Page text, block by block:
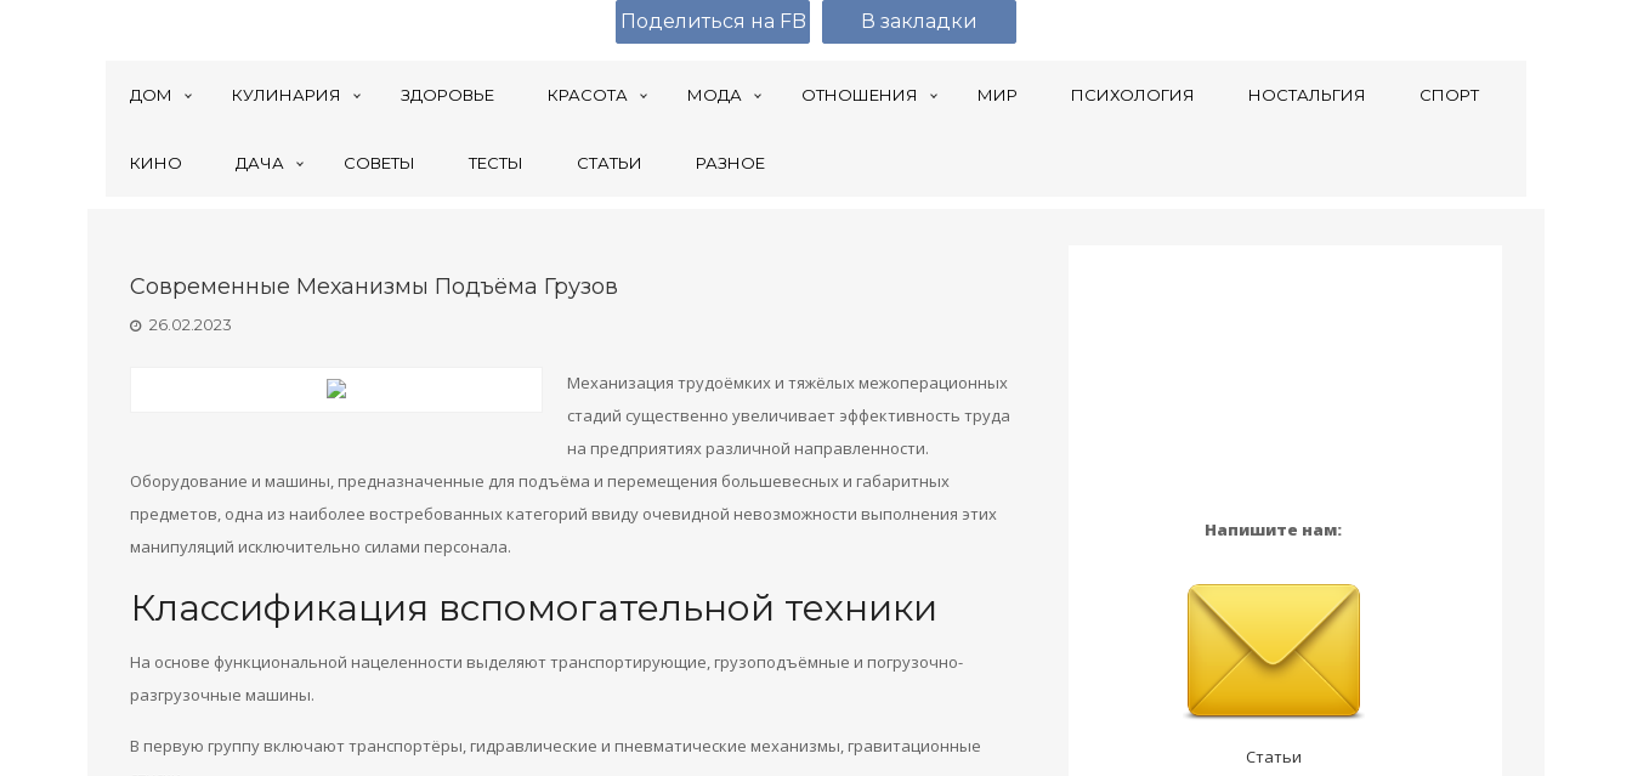
ДОМ КУЛИНАРИЯ ЗДОРОВЬЕ КРАСОТА МОДА ОТНОШЕНИЯ МИР ПСИХОЛОГИЯ НОСТАЛЬГИЯ СПОРТ
КИНО ДАЧА СОВЕТЫ ТЕСТЫ СТАТЬИ РАЗНОЕ
Современные Механизмы Подъёма Грузов
26.02.2023
Механизация трудоёмких и тяжёлых межоперационных
стадий существенно увеличивает эффективность труда
на предприятиях различной направленности.
Оборудование и машины, предназначенные для подъёма и перемещения большевесных и габаритных
предметов, одна из наиболее востребованных категорий ввиду очевидной невозможности выполнения этих
манипуляций исключительно силами персонала.
Классификация вспомогательной техники
На основе функциональной нацеленности выделяют транспортирующие, грузоподъёмные и погрузочно-
разгрузочные машины.
В первую группу включают транспортёры, гидравлические и пневматические механизмы, гравитационные
Напишите нам:
Статьи
Поделиться на FB В закладки